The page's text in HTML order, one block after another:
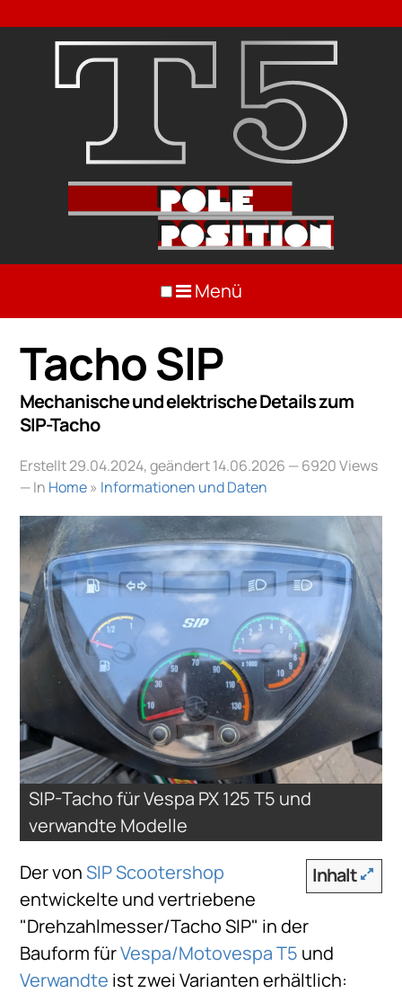
Menü
Tacho SIP
Mechanische und elektrische Details zum
SIP-Tacho
Erstellt 29.04.2024, geändert 14.06.2026 — 6920 Views
— In Home» Informationen und Daten
SIP-Tacho für Vespa PX 125 T5 und
verwandte Modelle
Inhalt
Der vonSIP Scootershop
entwickelte und vertriebene
"Drehzahlmesser/Tacho SIP" in der
Bauform fürVespa/Motovespa T5 und
Verwandte ist zwei Varianten erhältlich: